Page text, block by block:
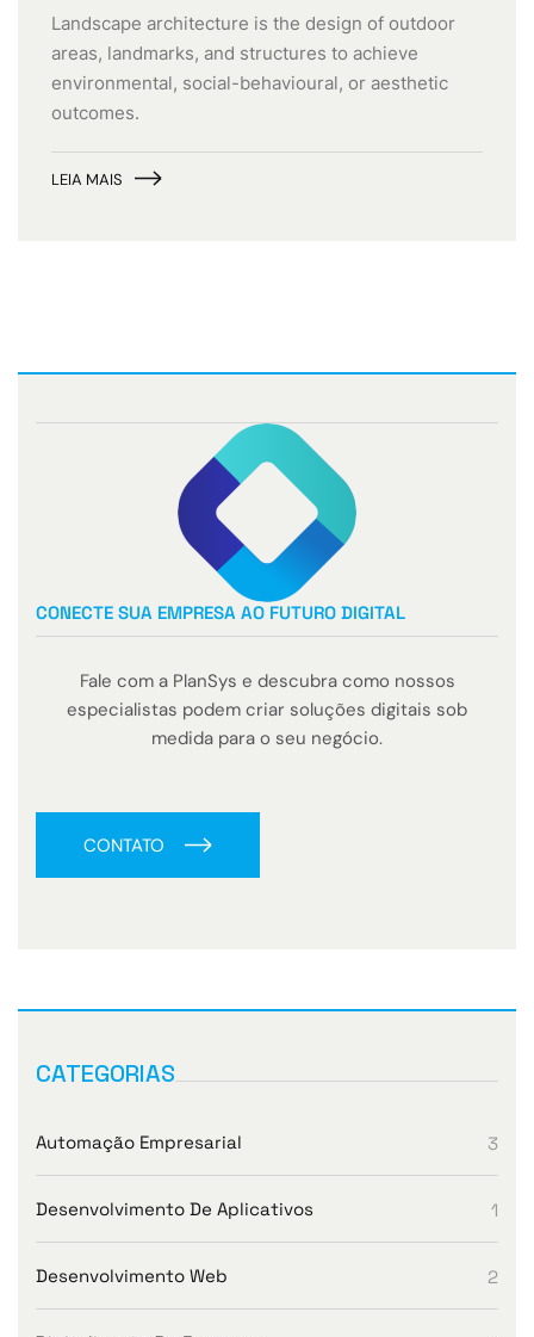
Landscape architecture is the design of outdoor
areas, landmarks, and structures to achieve
environmental, social-behavioural, or aesthetic
outcomes.
LEIA MAIS
CONECTE SUA EMPRESA AO FUTURO DIGITAL
Fale com a PlanSys e descubra como nossos
especialistas podem criar soluções digitais sob
medida para o seu negócio.
CONTATO
CATEGORIAS
Automação Empresarial 3
Desenvolvimento De Aplicativos 1
Desenvolvimento Web 2